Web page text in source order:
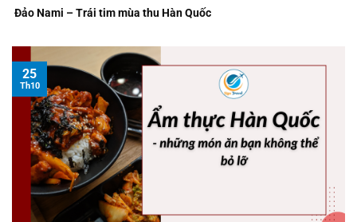
Đảo Nami – Trái tim mùa thu Hàn Quốc
25
Th10